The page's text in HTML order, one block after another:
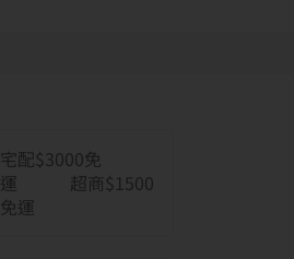
宅配$3000免
運 超商$1500
免運